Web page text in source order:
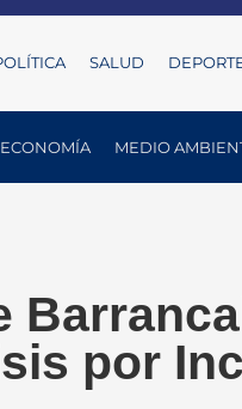
SALUD
ECONOMÍA MEDIO
por